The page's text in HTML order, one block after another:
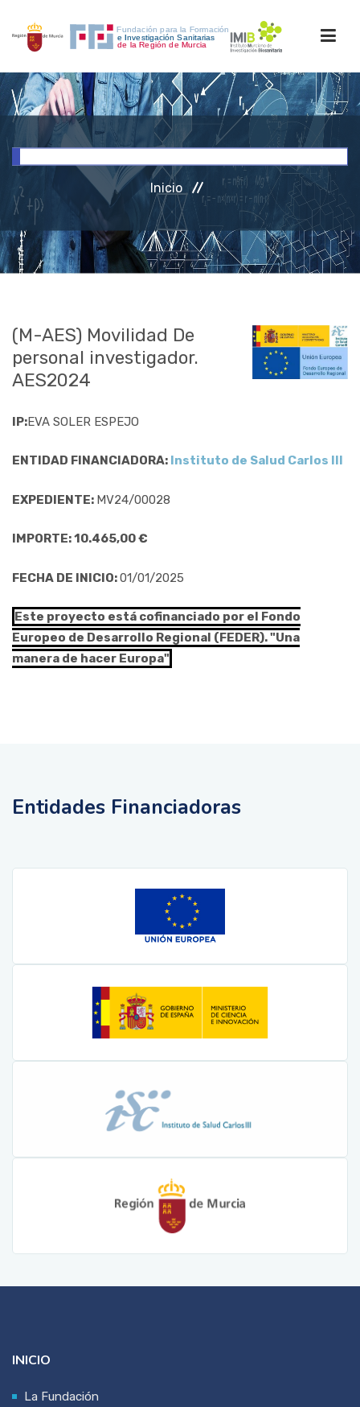
INICIO
INVESTIGACIÓN
RRHH
ACCESO PERSONAL
Inicio
(M-AES) Movilidad De
personal investigador.
AES2024
IP:EVA SOLER ESPEJO
ENTIDAD FINANCIADORA: Instituto de Salud Carlos III
EXPEDIENTE: MV24/00028
IMPORTE: 10.465,00 €
FECHA DE INICIO:01/01/2025
Este proyecto está cofinanciado por el Fondo
Europeo de Desarrollo Regional (FEDER). "Una
manera de hacer Europa"
Entidades Financiadoras
INICIO
La Fundación